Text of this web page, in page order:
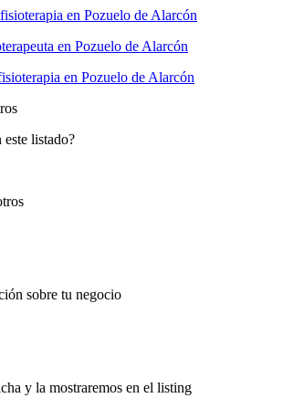
en Pozuelo de Alarcón
en Pozuelo de Alarcón
en Pozuelo de Alarcón
este listado?
sobre tu negocio
y la mostraremos en el listing